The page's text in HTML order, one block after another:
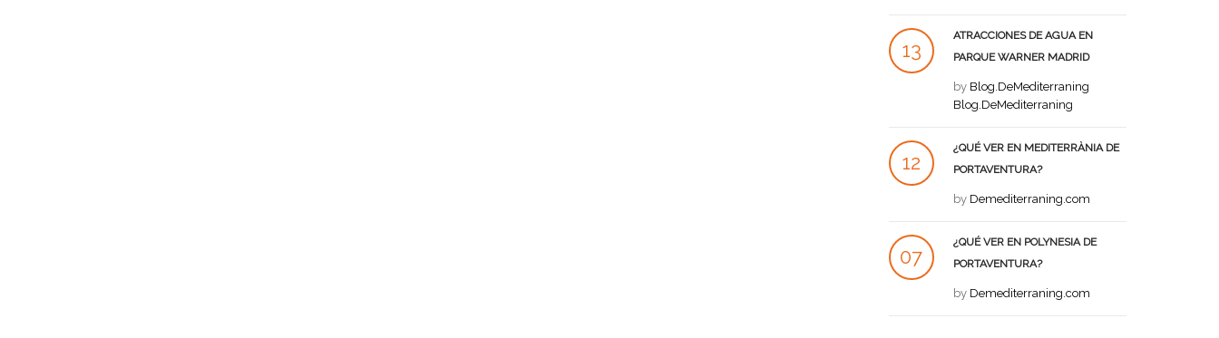
13
ATRACCIONES DE AGUA EN
PARQUE WARNER MADRID
by Blog.DeMediterraning
Blog.DeMediterraning
12
¿QUÉ VER EN MEDITERRÀNIA DE
PORTAVENTURA?
by Demediterraning.com
07
¿QUÉ VER EN POLYNESIA DE
PORTAVENTURA?
by Demediterraning.com